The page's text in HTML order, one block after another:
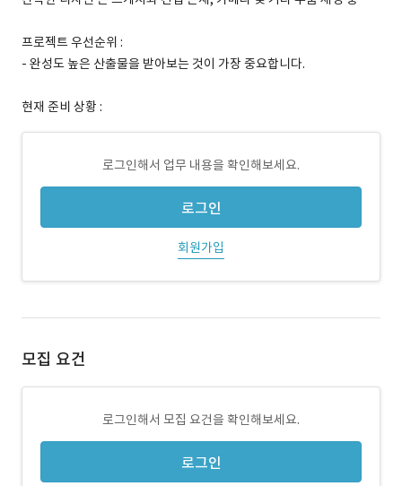
프로젝트 우선순위 :
- 완성도 높은 산출물을 받아보는 것이 가장 중요합니다.
현재 준비 상황 :
로그인해서 업무 내용을 확인해보세요.
로그인
회원가입
모집 요건
로그인해서 모집 요건을 확인해보세요.
로그인